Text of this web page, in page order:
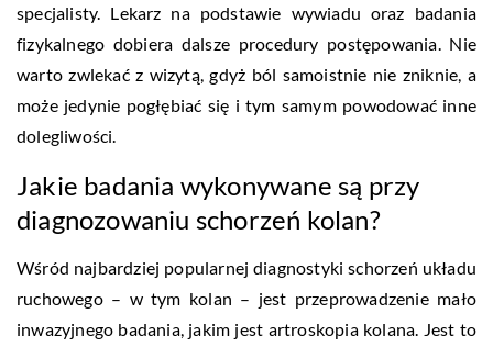
specjalisty. Lekarz na podstawie wywiadu oraz badania
fizykalnego dobiera dalsze procedury postępowania. Nie
warto zwlekać z wizytą, gdyż ból samoistnie nie zniknie, a
może jedynie pogłębiać się i tym samym powodować inne
dolegliwości.
Jakie badania wykonywane są przy
diagnozowaniu schorzeń kolan?
Wśród najbardziej popularnej diagnostyki schorzeń układu
ruchowego – w tym kolan – jest przeprowadzenie mało
inwazyjnego badania, jakim jest artroskopia kolana. Jest to